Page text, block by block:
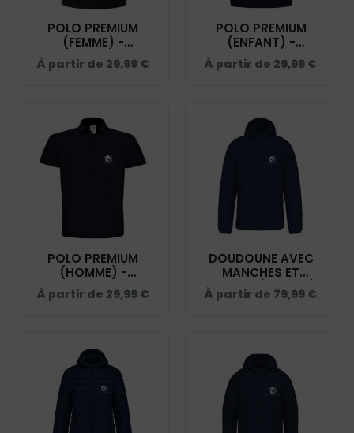
POLO PREMIUM
(FEMME) -
HUMAN'EQU'AIN -
NAVY - BCW463
À partir de 29,99 €
POLO PREMIUM
(ENFANT) -
HUMAN'EQU'AIN -
NAVY - K249
À partir de 29,99 €
POLO PREMIUM
(HOMME) -
HUMAN'EQU'AIN -
NAVY - BCU426
À partir de 29,99 €
DOUDOUNE AVEC
MANCHES ET
CAPUCHE (HOMME) -
HUMAN'EQU'AIN -
À partir de 79,99 €